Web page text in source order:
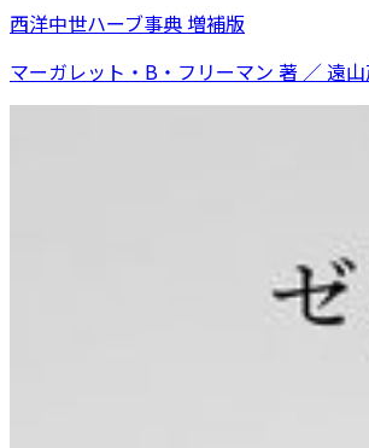
西洋中世ハーブ事典 増補版
マーガレット・B・フリーマン 著 ／ 遠